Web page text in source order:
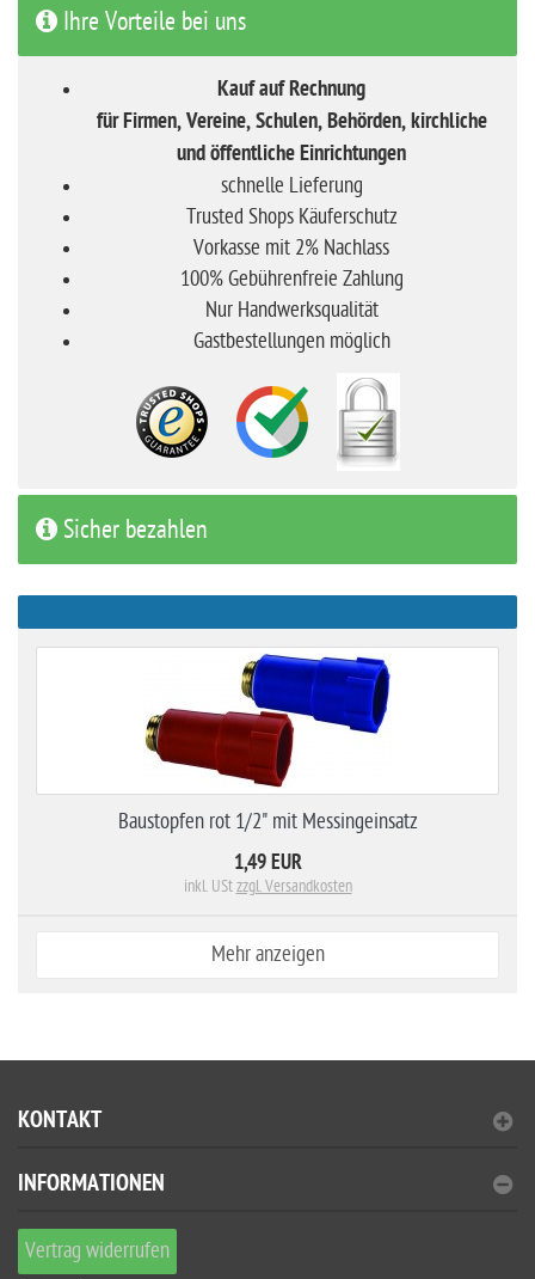
Ihre Vorteile bei uns
Kauf auf Rechnung
für Firmen, Vereine, Schulen, Behörden, kirchliche
und öffentliche Einrichtungen
schnelle Lieferung
Trusted Shops Käuferschutz
Vorkasse mit 2% Nachlass
100% Gebührenfreie Zahlung
Nur Handwerksqualität
Gastbestellungen möglich
Sicher bezahlen
Baustopfen rot 1/2" mit Messingeinsatz
1,49 EUR
inkl. UStzzgl. Versandkosten
Mehr anzeigen
KONTAKT
INFORMATIONEN
Vertrag widerrufen